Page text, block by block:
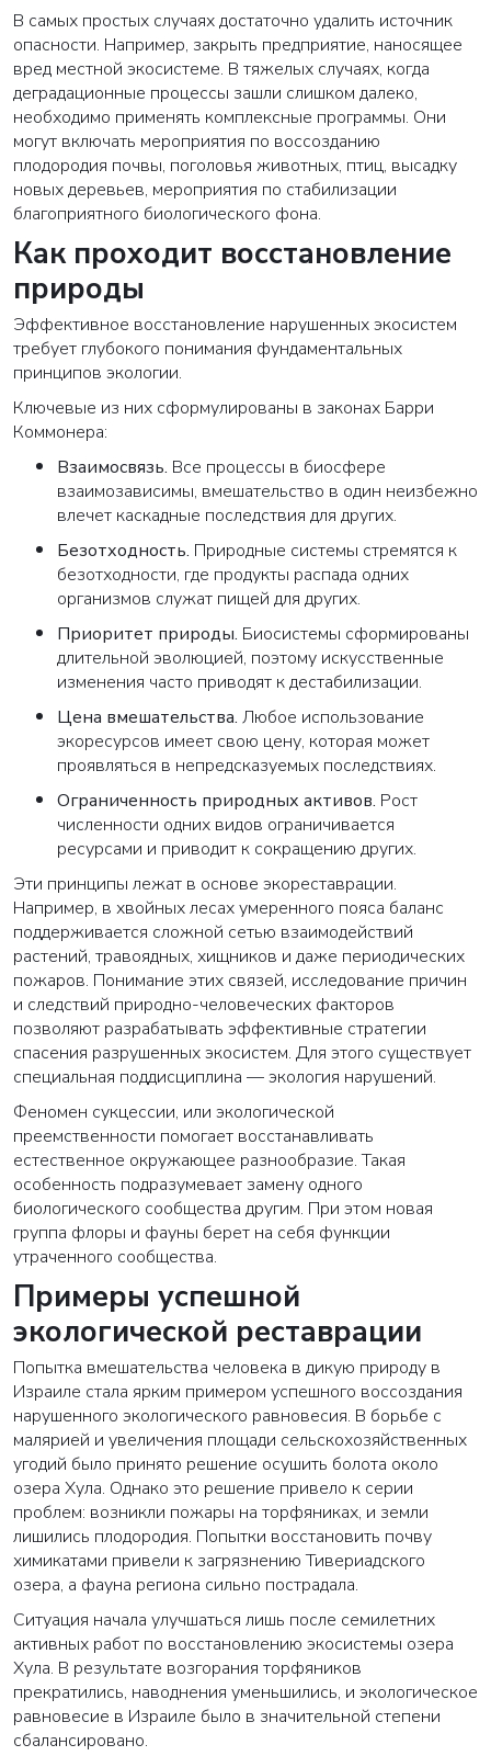
В самых простых случаях достаточно удалить источник
опасности. Например, закрыть предприятие, наносящее
вред местной экосистеме. В тяжелых случаях, когда
деградационные процессы зашли слишком далеко,
необходимо применять комплексные программы. Они
могут включать мероприятия по воссозданию
плодородия почвы, поголовья животных, птиц, высадку
новых деревьев, мероприятия по стабилизации
благоприятного биологического фона.
Как проходит восстановление
природы
Эффективное восстановление нарушенных экосистем
требует глубокого понимания фундаментальных
принципов экологии.
Ключевые из них сформулированы в законах Барри
Коммонера:
Взаимосвязь. Все процессы в биосфере
взаимозависимы, вмешательство в один неизбежно
влечет каскадные последствия для других.
Безотходность. Природные системы стремятся к
безотходности, где продукты распада одних
организмов служат пищей для других.
Приоритет природы. Биосистемы сформированы
длительной эволюцией, поэтому искусственные
изменения часто приводят к дестабилизации.
Цена вмешательства. Любое использование
экоресурсов имеет свою цену, которая может
проявляться в непредсказуемых последствиях.
Ограниченность природных активов. Рост
численности одних видов ограничивается
ресурсами и приводит к сокращению других.
Эти принципы лежат в основе экореставрации.
Например, в хвойных лесах умеренного пояса баланс
поддерживается сложной сетью взаимодействий
растений, травоядных, хищников и даже периодических
пожаров. Понимание этих связей, исследование причин
и следствий природно-человеческих факторов
позволяют разрабатывать эффективные стратегии
спасения разрушенных экосистем. Для этого существует
специальная поддисциплина — экология нарушений.
Феномен сукцессии, или экологической
преемственности помогает восстанавливать
естественное окружающее разнообразие. Такая
особенность подразумевает замену одного
биологического сообщества другим. При этом новая
группа флоры и фауны берет на себя функции
утраченного сообщества.
Примеры успешной
экологической реставрации
Попытка вмешательства человека в дикую природу в
Израиле стала ярким примером успешного воссоздания
нарушенного экологического равновесия. В борьбе с
малярией и увеличения площади сельскохозяйственных
угодий было принято решение осушить болота около
озера Хула. Однако это решение привело к серии
проблем: возникли пожары на торфяниках, и земли
лишились плодородия. Попытки восстановить почву
химикатами привели к загрязнению Тивериадского
озера, а фауна региона сильно пострадала.
Ситуация начала улучшаться лишь после семилетних
активных работ по восстановлению экосистемы озера
Хула. В результате возгорания торфяников
прекратились, наводнения уменьшились, и экологическое
равновесие в Израиле было в значительной степени
сбалансировано.